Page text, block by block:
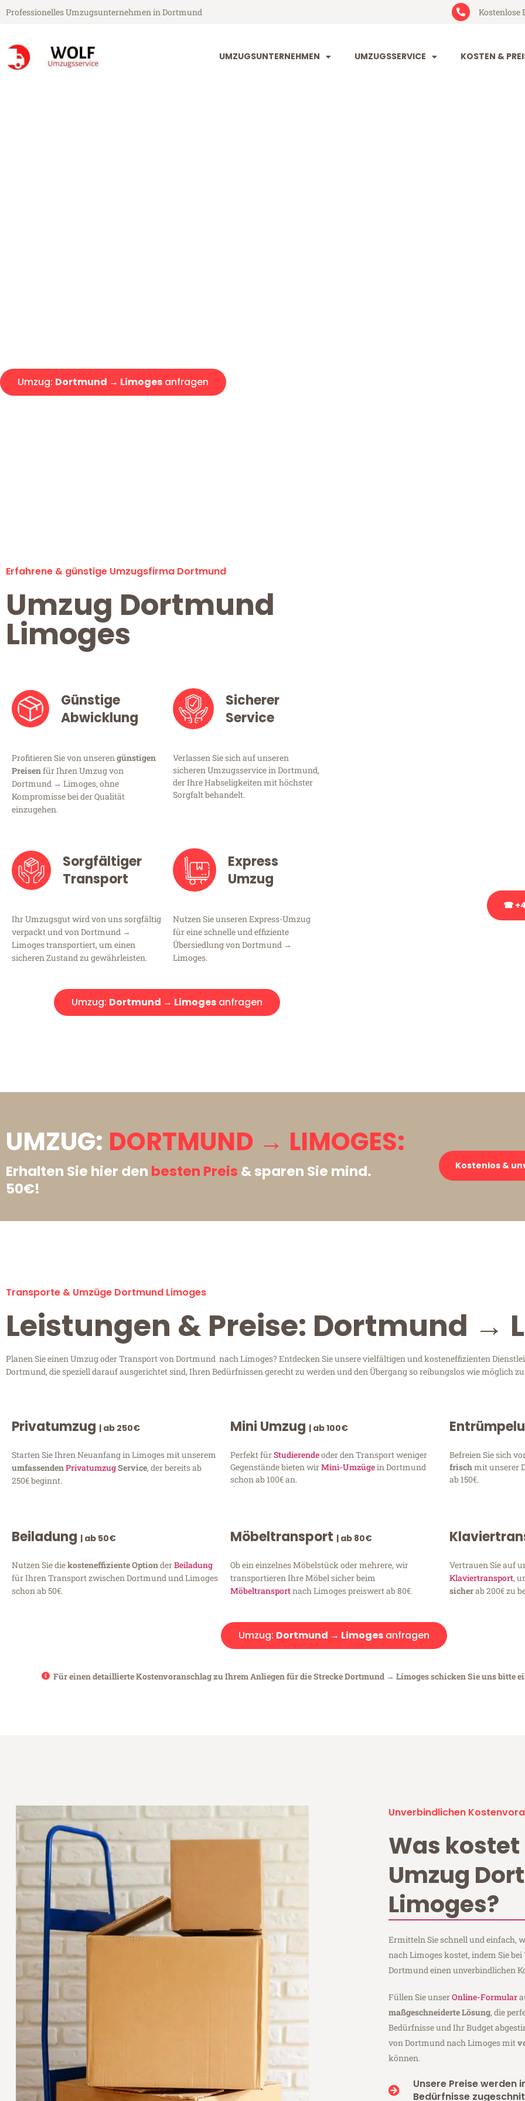
Professionelles Umzugsunternehmen in Dortmund Kostenlose
UMZUGSUNTERNEHMEN UMZUGSSERVICE KOSTEN &
Umzug: Dortmund → Limoges anfragen
Erfahrene & günstige Umzugsfirma Dortmund
Umzug Dortmund
Limoges
Günstige
Abwicklung
Profitieren Sie von unserengünstigen
Preisenfür Ihren Umzug von
Dortmund → Limoges, ohne
Kompromisse bei der Qualität
einzugehen.
Sicherer
Service
Verlassen Sie sich auf unseren
sicheren Umzugsservice in Dortmund,
der Ihre Habseligkeiten mit höchster
Sorgfalt behandelt.
Sorgfältiger
Transport
Ihr Umzugsgut wird von uns sorgfältig
verpackt und von Dortmund →
Limoges transportiert, um einen
sicheren Zustand zu gewährleisten.
Express
Umzug
Nutzen Sie unseren Express-Umzug
für eine schnelle und effiziente
Übersiedlung von Dortmund →
Limoges.
Umzug: Dortmund → Limoges anfragen
☎
UMZUG: DORTMUND → LIMOGES:
Erhalten Sie hier den besten Preis & sparen Sie mind.
50€!
Kostenlos &
Transporte & Umzüge Dortmund Limoges
Leistungen & Preise: Dortmund →
Planen Sie einen Umzug oder Transport von Dortmund nach Limoges? Entdecken Sie unsere vielfältigen und kosteneffizienten
Dortmund, die speziell darauf ausgerichtet sind, Ihren Bedürfnissen gerecht zu werden und den Übergang so reibungslos wie möglich
Privatumzug | ab 250€
Starten Sie Ihren Neuanfang in Limoges mit unserem
umfassendenPrivatumzugService, der bereits ab
250€ beginnt.
Mini Umzug | ab 100€
Perfekt fürStudierendeoder den Transport weniger
Gegenstände bieten wirMini-Umzügein Dortmund
schon ab 100€ an.
Befreien Sie sich
frischmit unserer
ab 150€.
Beiladung | ab 50€
Nutzen Sie diekosteneffiziente OptionderBeiladung
für Ihren Transport zwischen Dortmund und Limoges
schon ab 50€.
Möbeltransport | ab 80€
Ob ein einzelnes Möbelstück oder mehrere, wir
transportieren Ihre Möbel sicher beim
Möbeltransportnach Limoges preiswert ab 80€.
Vertrauen Sie auf
Klaviertransport,
sicherab 200€ zu
Umzug: Dortmund → Limoges anfragen
Für einen detaillierte Kostenvoranschlag zu Ihrem Anliegen für die Strecke Dortmund → Limoges schicken Sie uns bitte
Unverbindlichen
Was kostet
Umzug
Limoges?
Ermitteln Sie schnell und einfach,
nach Limoges kostet, indem Sie
Dortmund einen unverbindlichen
Füllen Sie unserOnline-Formular
maßgeschneiderte Lösung, die
Bedürfnisse und Ihr Budget
von Dortmund nach Limoges mit
können.
Unsere Preise werden
Bedürfnisse